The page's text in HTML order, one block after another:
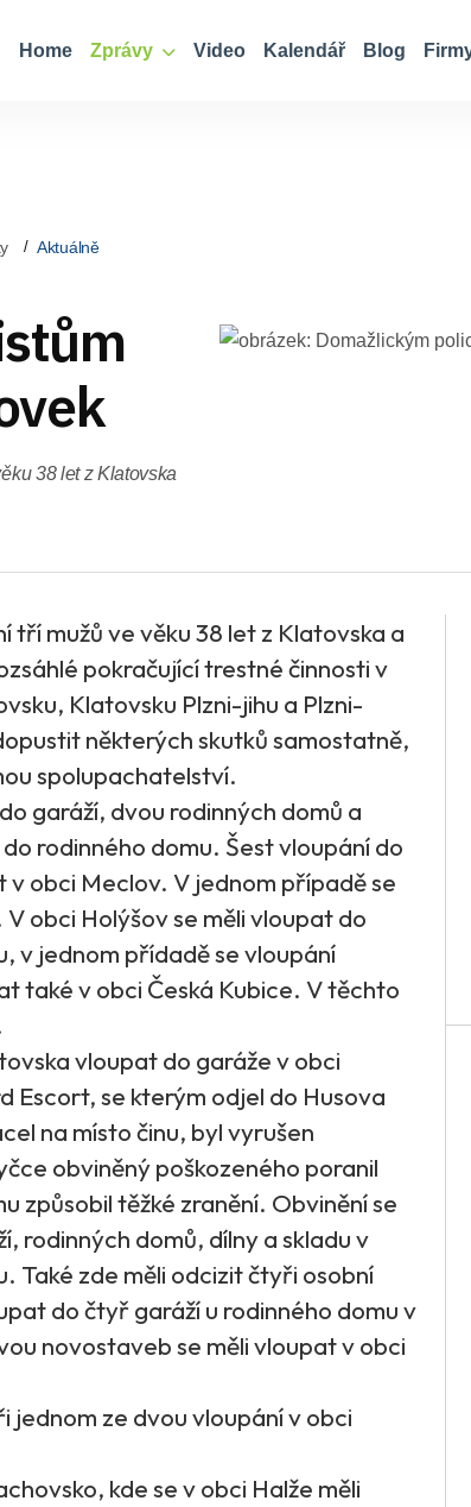
Home Zprávy Video Kalendář Blog
Aktuálně
38 let z Klatovska
tří mužů ve věku 38 let z Klatovska a
pokračující trestné činnosti v
Klatovsku Plzni-jihu a Plzni-
některých skutků samostatně,
spolupachatelství.
garáží, dvou rodinných domů a
rodinného domu. Šest vloupání do
v obci Meclov. V jednom případě se
obci Holýšov se měli vloupat do
v jednom přídadě se vloupání
také v obci Česká Kubice. V těchto
vloupat do garáže v obci
Escort, se kterým odjel do Husova
na místo činu, byl vyrušen
obviněný poškozeného poranil
způsobil těžké zranění. Obvinění se
rodinných domů, dílny a skladu v
Také zde měli odcizit čtyři osobní
do čtyř garáží u rodinného domu v
novostaveb se měli vloupat v obci
jednom ze dvou vloupání v obci
kde se v obci Halže měli